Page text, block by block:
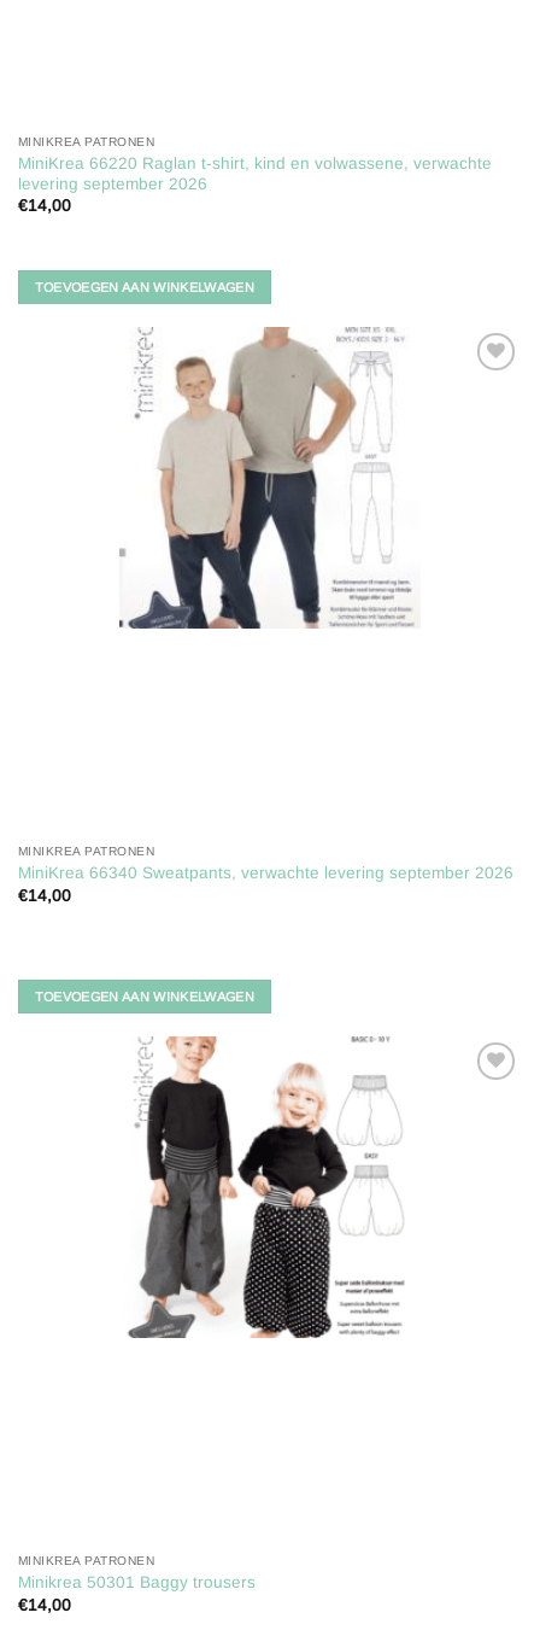
MINIKREA PATRONEN
MiniKrea 66220 Raglan t-shirt, kind en volwassene, verwachte
levering september 2026
€14,00
TOEVOEGEN AAN WINKELWAGEN
MINIKREA PATRONEN
MiniKrea 66340 Sweatpants, verwachte levering september 2026
€14,00
TOEVOEGEN AAN WINKELWAGEN
MINIKREA PATRONEN
Minikrea 50301 Baggy trousers
€14,00